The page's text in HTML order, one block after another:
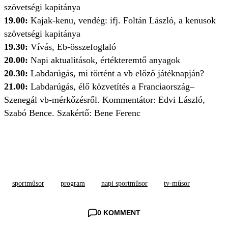
szövetségi kapitánya
19.00: Kajak-kenu, vendég: ifj. Foltán László, a kenusok
szövetségi kapitánya
19.30: Vívás, Eb-összefoglaló
20.00: Napi aktualitások, értékteremtő anyagok
20.30: Labdarúgás, mi történt a vb előző játéknapján?
21.00: Labdarúgás, élő közvetítés a Franciaország–
Szenegál vb-mérkőzésről. Kommentátor: Edvi László,
Szabó Bence. Szakértő: Bene Ferenc
sportműsor program napi sportműsor tv-műsor
0 KOMMENT